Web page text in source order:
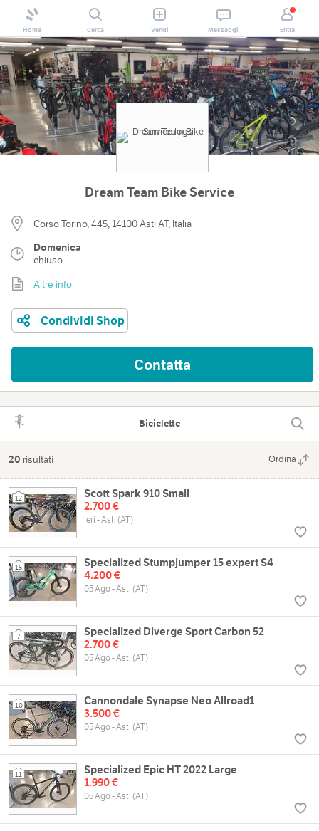
Home Cerca Vendi Messaggi Entra
Dream Team Bike Service
Corso Torino, 445, 14100 Asti AT, Italia
Domenica
chiuso
Altre info
Condividi Shop
Contatta
Biciclette
20 risultati Ordina
12
Scott Spark 910 Small
2.700 €
Ieri - Asti (AT)
15
Specialized Stumpjumper 15 expert S4
4.200 €
05 Ago - Asti (AT)
7
Specialized Diverge Sport Carbon 52
2.700 €
05 Ago - Asti (AT)
10
Cannondale Synapse Neo Allroad1
3.500 €
05 Ago - Asti (AT)
11
Specialized Epic HT 2022 Large
1.990 €
05 Ago - Asti (AT)